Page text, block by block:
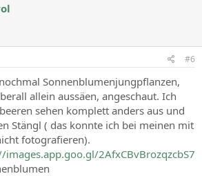
#6
Sonnenblumenjungpflanzen,
allein aussäen, angeschaut. Ich
sehen komplett anders aus und
Stängl ( das konnte ich bei meinen mit
fotografieren).
images.app.goo.gl/2AfxCBvBrozqzcbS7